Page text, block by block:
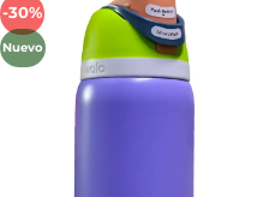
-30%
Nuevo
Añadir
lista de
deseos